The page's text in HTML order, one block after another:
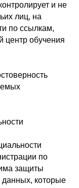
и не
лиц, на
по ссылкам,
центр обучения
по
защиты
которые